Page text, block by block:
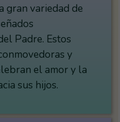
gran variedad de
Padre. Estos
y
el amor y la
sus hijos.